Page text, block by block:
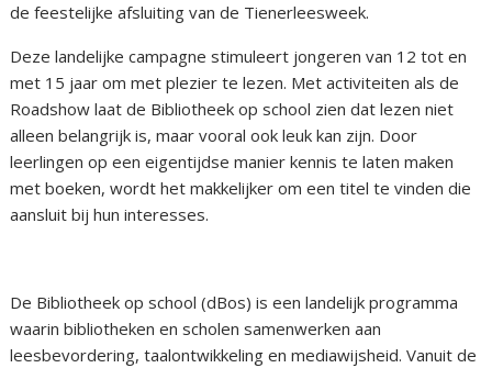
de feestelijke afsluiting van de Tienerleesweek.
Deze landelijke campagne stimuleert jongeren van 12 tot en
met 15 jaar om met plezier te lezen. Met activiteiten als de
Roadshow laat de Bibliotheek op school zien dat lezen niet
alleen belangrijk is, maar vooral ook leuk kan zijn. Door
leerlingen op een eigentijdse manier kennis te laten maken
met boeken, wordt het makkelijker om een titel te vinden die
aansluit bij hun interesses.
De Bibliotheek op school (dBos) is een landelijk programma
waarin bibliotheken en scholen samenwerken aan
leesbevordering, taalontwikkeling en mediawijsheid. Vanuit de